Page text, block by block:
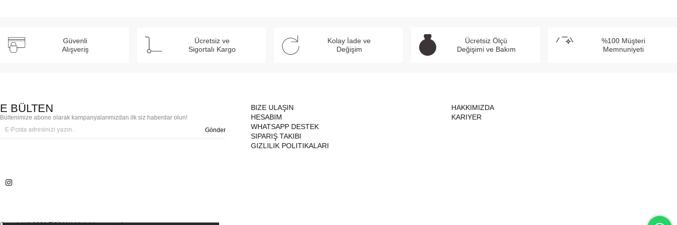
Güvenli
Alışveriş
Ücretsiz ve
Sigortalı Kargo
Kolay İade ve
Değişim
Ücretsiz Ölçü
Değişimi ve Bakım
%100 Müşteri
Memnuniyeti
E BÜLTEN
Bültenimize abone olarak kampanyalarımızdan ilk siz haberdar olun!
Gönder
BIZE ULAŞIN
HESABIM
WHATSAPP DESTEK
SIPARIŞ TAKIBI
GIZLILIK POLITIKALARI
HAKKIMIZDA
KARIYER